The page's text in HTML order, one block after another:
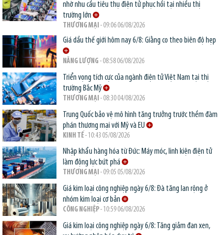
nhờ nhu cầu tiêu thụ điện tử phục hồi tại nhiều thị
trường lớn
THƯƠNG MẠI - 09:06 06/08/2026
Giá dầu thế giới hôm nay 6/8: Giằng co theo biên độ hẹp
NĂNG LƯỢNG - 08:58 06/08/2026
Triển vọng tích cực của ngành điện tử Việt Nam tại thị
trường Bắc Mỹ
THƯƠNG MẠI - 08:30 04/08/2026
Trung Quốc bảo vệ mô hình tăng trưởng trước thềm đàm
phán thương mại với Mỹ và EU
KINH TẾ- 10:43 05/08/2026
Nhập khẩu hàng hóa từ Đức: Máy móc, linh kiện điện tử
làm động lực bứt phá
THƯƠNG MẠI - 09:05 05/08/2026
Giá kim loại công nghiệp ngày 6/8: Đà tăng lan rộng ở
nhóm kim loại cơ bản
CÔNG NGHIỆP- 10:59 06/08/2026
Giá kim loại công nghiệp ngày 6/8: Tăng giảm đan xen,